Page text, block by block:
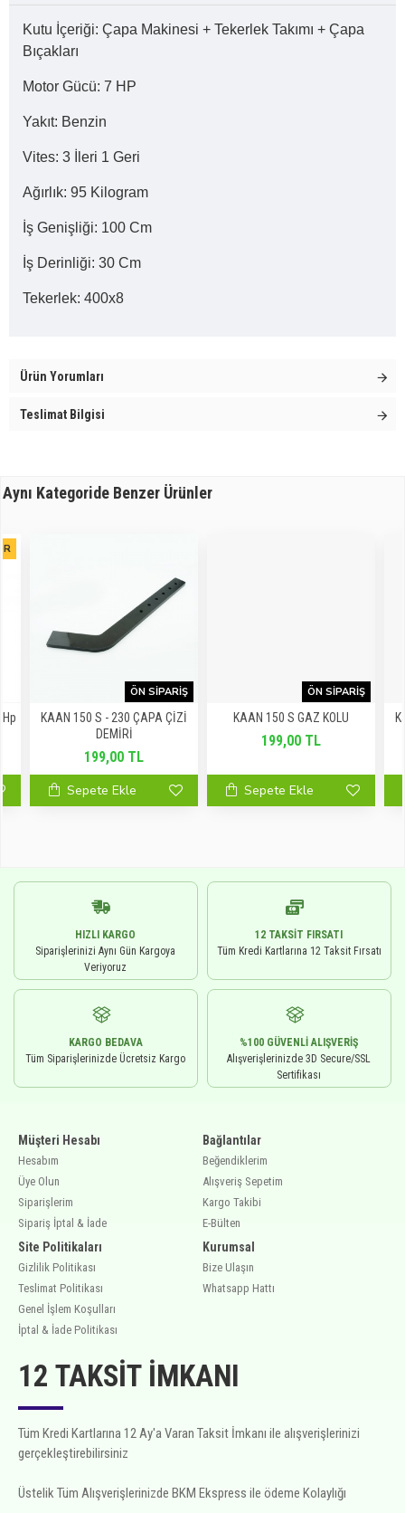
Kutu İçeriği: Çapa Makinesi + Tekerlek Takımı + Çapa
Bıçakları
Motor Gücü: 7 HP
Yakıt: Benzin
Vites: 3 İleri 1 Geri
Ağırlık: 95 Kilogram
İş Genişliği: 100 Cm
İş Derinliği: 30 Cm
Tekerlek: 400x8
Ürün Yorumları
Teslimat Bilgisi
Aynı Kategoride Benzer Ürünler
ÖN SIPARIŞ
KAAN 150 S - 230 ÇAPA ÇİZİ
DEMİRİ
199,00 TL
Sepete Ekle
ÖN SIPARIŞ
KAAN 150 S GAZ KOLU
199,00 TL
Sepete Ekle
HIZLI KARGO
Siparişlerinizi Aynı Gün Kargoya
Veriyoruz
12 TAKSIT FIRSATI
Tüm Kredi Kartlarına 12 Taksit Fırsatı
KARGO BEDAVA
Tüm Siparişlerinizde Ücretsiz Kargo
%100 GÜVENLI ALIŞVERIŞ
Alışverişlerinizde 3D Secure/SSL
Sertifikası
Müşteri Hesabı
Hesabım
Üye Olun
Siparişlerim
Sipariş İptal & İade
Site Politikaları
Gizlilik Politikası
Teslimat Politikası
Genel İşlem Koşulları
İptal & İade Politikası
Bağlantılar
Beğendiklerim
Alışveriş Sepetim
Kargo Takibi
E-Bülten
Kurumsal
Bize Ulaşın
Whatsapp Hattı
12 TAKSIT İMKANI
Tüm Kredi Kartlarına 12 Ay'a Varan Taksit İmkanı ile alışverişlerinizi
gerçekleştirebilirsiniz
Üstelik Tüm Alışverişlerinizde BKM Ekspress ile ödeme Kolaylığı